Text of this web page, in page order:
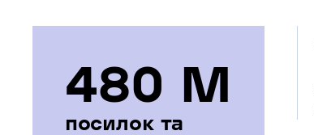
480 М
посилок та